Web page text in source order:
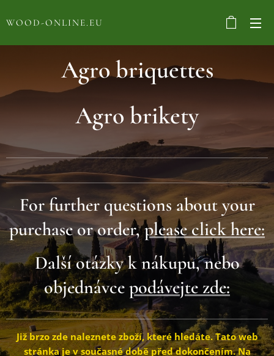
WOOD-ONLINE.EU
Agro briquettes
Agro brikety
For further questions about your
purchase or order,please click here:
Další otázky k nákupu, nebo
objednávcepodávejte zde:
Již brzo zde naleznete zboží, které hledáte.Tato web
stránka je v současné době před dokončením. Na